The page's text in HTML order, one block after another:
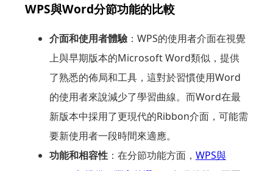
WPS與Word分節功能的比較
介面和使用者體驗：WPS的使用者介面在視覺
上與早期版本的Microsoft Word類似，提供
了熟悉的佈局和工具，這對於習慣使用Word
的使用者來說減少了學習曲線。而Word在最
新版本中採用了更現代的Ribbon介面，可能需
要新使用者一段時間來適應。
功能和相容性：在分節功能方面， WPS與